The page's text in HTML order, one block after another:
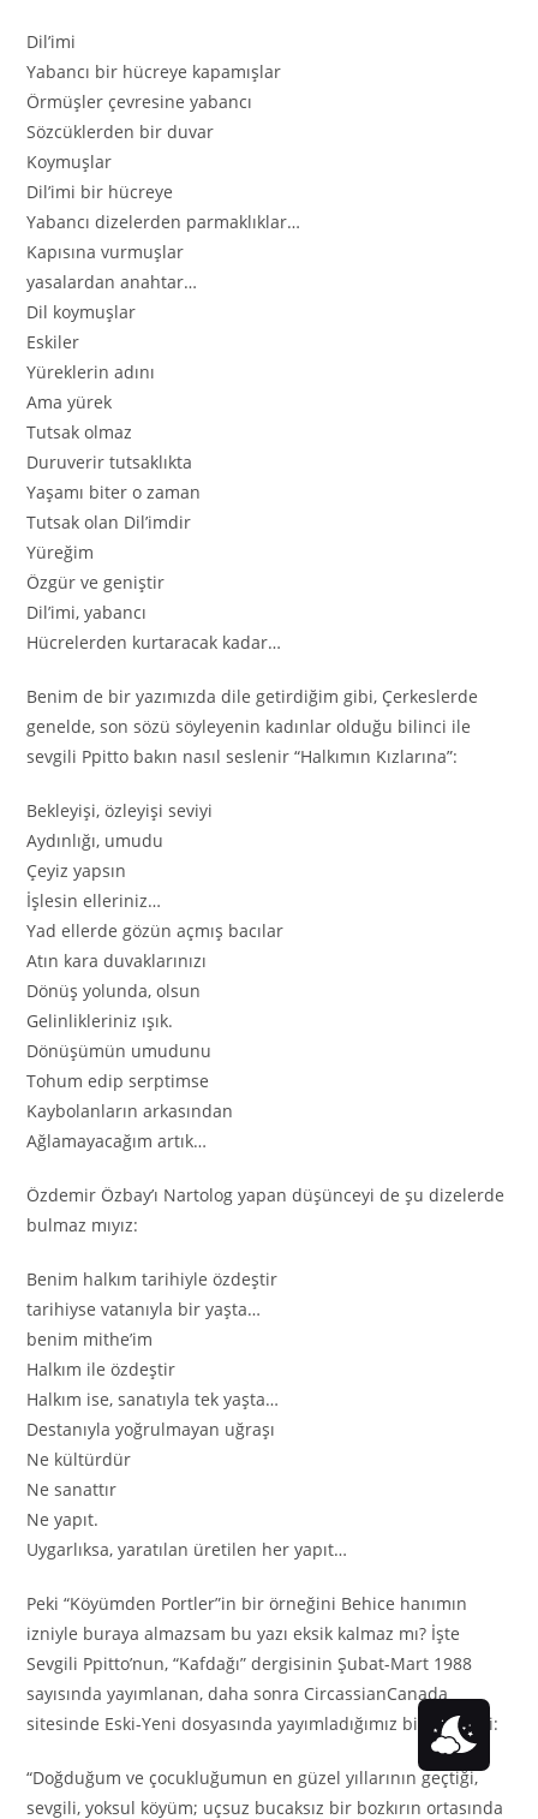
Dil’imi
Yabancı bir hücreye kapamışlar
Örmüşler çevresine yabancı
Sözcüklerden bir duvar
Koymuşlar
Dil’imi bir hücreye
Yabancı dizelerden parmaklıklar…
Kapısına vurmuşlar
yasalardan anahtar…
Dil koymuşlar
Eskiler
Yüreklerin adını
Ama yürek
Tutsak olmaz
Duruverir tutsaklıkta
Yaşamı biter o zaman
Tutsak olan Dil’imdir
Yüreğim
Özgür ve geniştir
Dil’imi, yabancı
Hücrelerden kurtaracak kadar…
Benim de bir yazımızda dile getirdiğim gibi, Çerkeslerde
genelde, son sözü söyleyenin kadınlar olduğu bilinci ile
sevgili Ppitto bakın nasıl seslenir “Halkımın Kızlarına”:
Bekleyişi, özleyişi seviyi
Aydınlığı, umudu
Çeyiz yapsın
İşlesin elleriniz…
Yad ellerde gözün açmış bacılar
Atın kara duvaklarınızı
Dönüş yolunda, olsun
Gelinlikleriniz ışık.
Dönüşümün umudunu
Tohum edip serptimse
Kaybolanların arkasından
Ağlamayacağım artık…
Özdemir Özbay’ı Nartolog yapan düşünceyi de şu dizelerde
bulmaz mıyız:
Benim halkım tarihiyle özdeştir
tarihiyse vatanıyla bir yaşta…
benim mithe’im
Halkım ile özdeştir
Halkım ise, sanatıyla tek yaşta…
Destanıyla yoğrulmayan uğraşı
Ne kültürdür
Ne sanattır
Ne yapıt.
Uygarlıksa, yaratılan üretilen her yapıt…
Peki “Köyümden Portler”in bir örneğini Behice hanımın
izniyle buraya almazsam bu yazı eksik kalmaz mı? İşte
Sevgili Ppitto’nun, “Kafdağı” dergisinin Şubat-Mart 1988
sayısında yayımlanan, daha sonra CircassianCanada
sitesinde Eski-Yeni dosyasında yayımladığımız bir portresi:
“Doğduğum ve çocukluğumun en güzel yıllarının geçtiği,
sevgili, yoksul köyüm; uçsuz bucaksız bir bozkırın ortasında